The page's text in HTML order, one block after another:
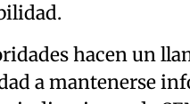
hacen un
a mantenerse